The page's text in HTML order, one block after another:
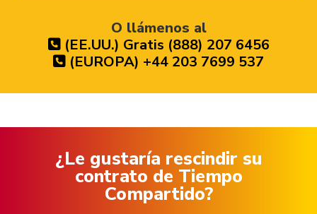
O llámenos al
(EE.UU.) Gratis (888) 207 6456
(EUROPA) +44 203 7699 537
¿Le gustaría rescindir su
contrato de Tiempo
Compartido?